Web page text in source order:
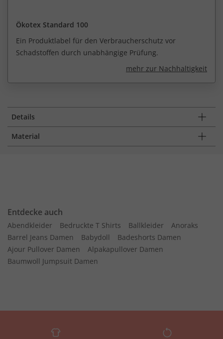
Ökotex Standard 100
Ein Produktlabel für den Verbraucherschutz vor
Schadstoffen durch unabhängige Prüfung.
mehr zur Nachhaltigkeit
Details
Material
Entdecke auch
Abendkleider Bedruckte T Shirts Ballkleider
Anoraks
Barrel Jeans Damen
Babydoll
Badeshorts Damen
Ajour Pullover Damen
Alpakapullover Damen
Baumwoll Jumpsuit Damen